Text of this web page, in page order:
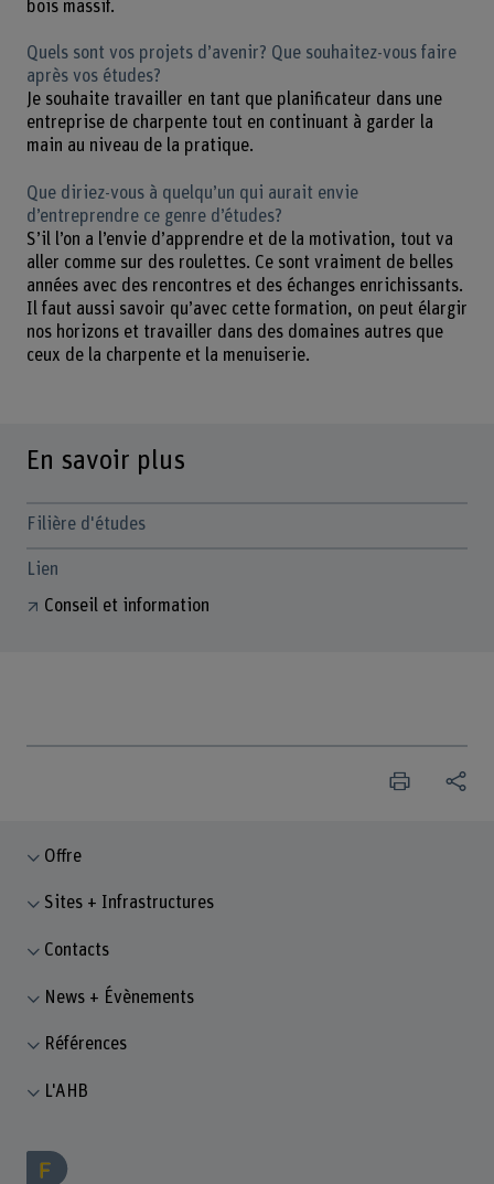
bois massif.
Quels sont vos projets d’avenir? Que souhaitez-vous faire
après vos études?
Je souhaite travailler en tant que planificateur dans une
entreprise de charpente tout en continuant à garder la
main au niveau de la pratique.
Que diriez-vous à quelqu’un qui aurait envie
d’entreprendre ce genre d’études?
S’il l’on a l’envie d’apprendre et de la motivation, tout va
aller comme sur des roulettes. Ce sont vraiment de belles
années avec des rencontres et des échanges enrichissants.
Il faut aussi savoir qu’avec cette formation, on peut élargir
nos horizons et travailler dans des domaines autres que
ceux de la charpente et la menuiserie.
En savoir plus
Filière d'études
Lien
Conseil et information
Offre
Sites + Infrastructures
Contacts
News + Évènements
Références
L'AHB